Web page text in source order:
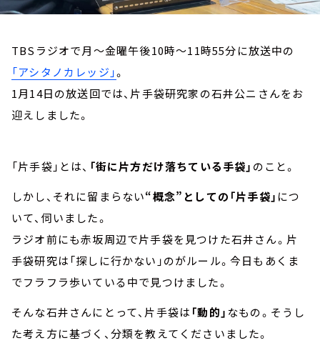
TBSラジオで月～金曜午後10時～11時55分に放送中の
「アシタノカレッジ」。
1月14日の放送回では、片手袋研究家の石井公ニさんをお
迎えしました。
「片手袋」とは、 「街に片方だけ落ちている手袋」 のこと。
しかし、それに留まらない“概念”としての「片手袋」 につ
いて、伺いました。
ラジオ前にも赤坂周辺で片手袋を見つけた石井さん。片
手袋研究は「探しに行かない」のがルール。今日もあくま
でフラフラ歩いている中で見つけました。
そんな石井さんにとって、片手袋は 「動的」 なもの。そうし
た考え方に基づく、分類を教えてくださいました。